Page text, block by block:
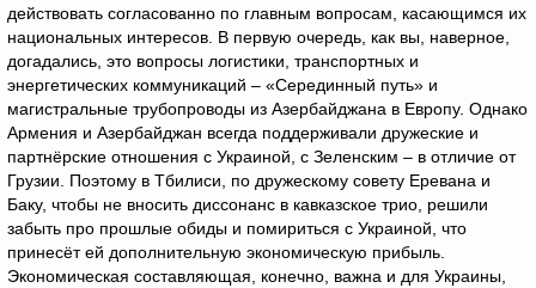
действовать согласованно по главным вопросам, касающимся их
национальных интересов. В первую очередь, как вы, наверное,
догадались, это вопросы логистики, транспортных и
энергетических коммуникаций – «Серединный путь» и
магистральные трубопроводы из Азербайджана в Европу. Однако
Армения и Азербайджан всегда поддерживали дружеские и
партнёрские отношения с Украиной, с Зеленским – в отличие от
Грузии. Поэтому в Тбилиси, по дружескому совету Еревана и
Баку, чтобы не вносить диссонанс в кавказское трио, решили
забыть про прошлые обиды и помириться с Украиной, что
принесёт ей дополнительную экономическую прибыль.
Экономическая составляющая, конечно, важна и для Украины,